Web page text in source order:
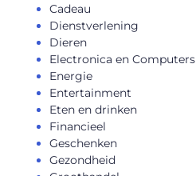
Cadeau
Dienstverlening
Dieren
Electronica en Computers
Energie
Entertainment
Eten en drinken
Financieel
Geschenken
Gezondheid